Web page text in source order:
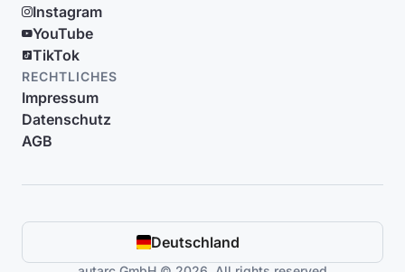
Instagram
YouTube
TikTok
RECHTLICHES
Impressum
Datenschutz
AGB
Deutschland